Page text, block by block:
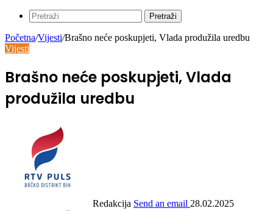
Pretraži
Početna/Vijesti/Brašno neće poskupjeti, Vlada produžila uredbu
Vijesti
Brašno neće poskupjeti, Vlada
produžila uredbu
Redakcija Send an email 28.02.2025